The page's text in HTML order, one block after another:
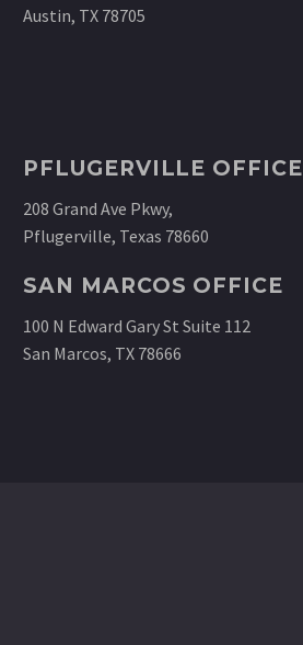
Austin, TX 78705
PFLUGERVILLE OFFICE
208 Grand Ave Pkwy,
Pflugerville, Texas 78660
SAN MARCOS OFFICE
100 N Edward Gary St Suite 112
San Marcos, TX 78666